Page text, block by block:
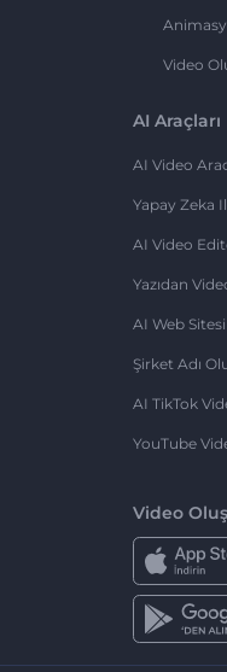
Video
AI Araçları
AI Video
Yapay Zeka
AI Video
Yazıdan
AI Web Sitesi
Şirket Adı
AI TikTok
YouTube
Video